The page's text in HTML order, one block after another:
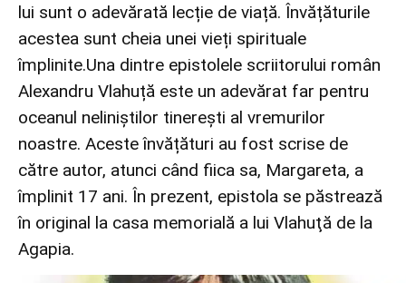
lui sunt o adevărată lecție de viață. Învățăturile
acestea sunt cheia unei vieți spirituale
împlinite.Una dintre epistolele scriitorului român
Alexandru Vlahuță este un adevărat far pentru
oceanul neliniștilor tinerești al vremurilor
noastre. Aceste învățături au fost scrise de
către autor, atunci când fiica sa, Margareta, a
împlinit 17 ani. În prezent, epistola se păstrează
în original la casa memorială a lui Vlahuţă de la
Agapia.